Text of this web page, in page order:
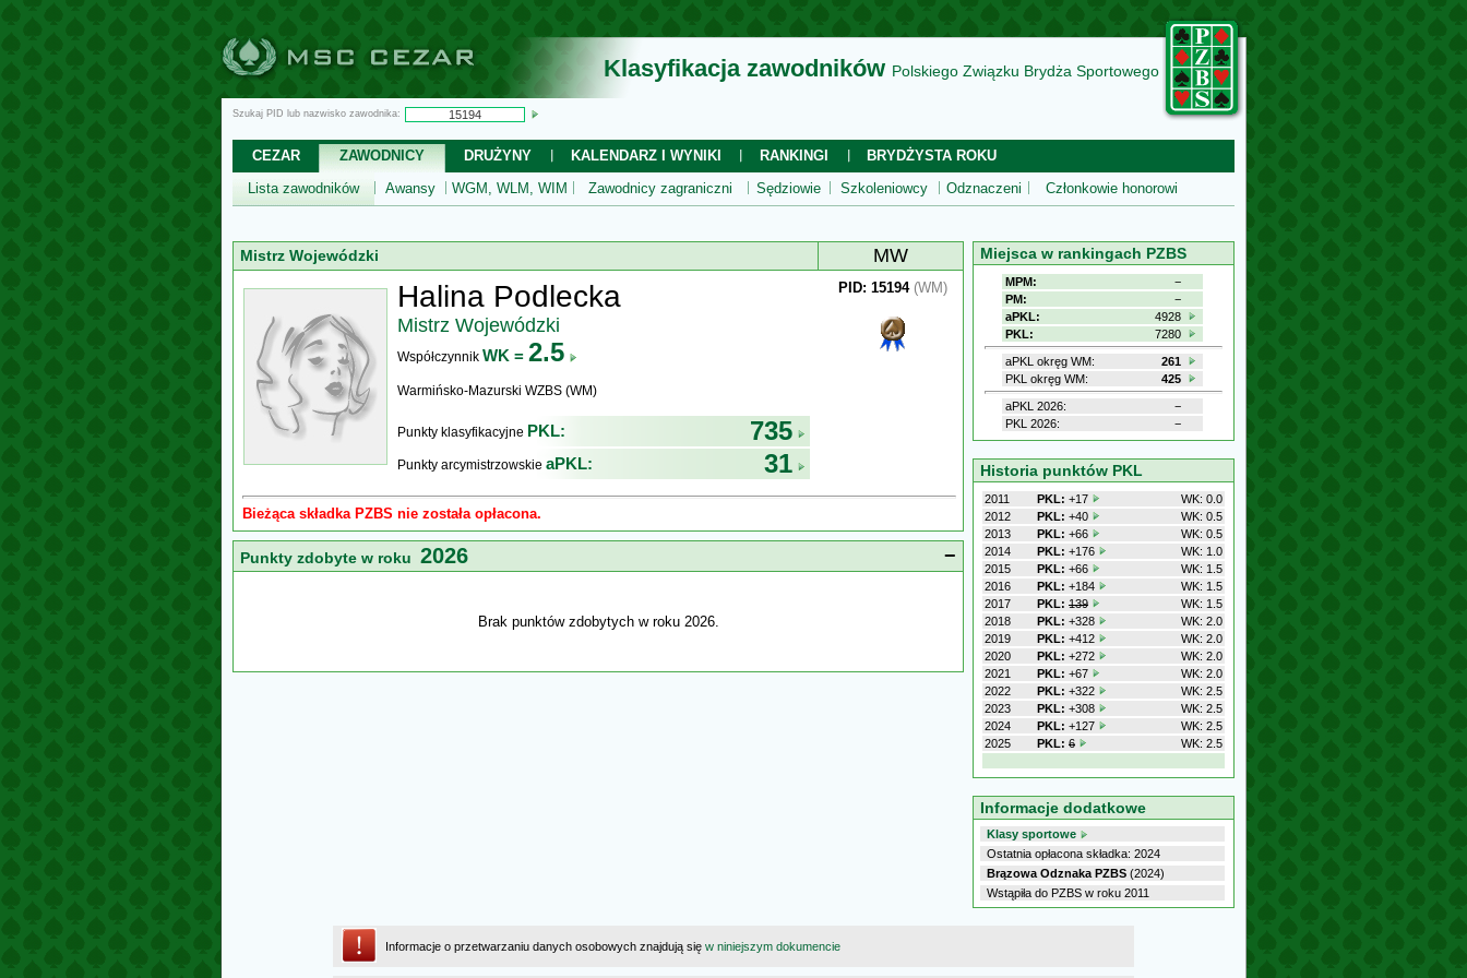
Klasyfikacja zawodników Polskiego Związku Brydża Sportowego
Szukaj PID lub nazwisko zawodnika:
CEZAR ZAWODNICY DRUŻYNY KALENDARZ I WYNIKI RANKINGI
BRYDŻYSTA ROKU
Lista zawodników
Awansy WGM, WLM, WIM Zawodnicy zagraniczni Sędziowie Szkoleniowcy Odznaczeni Członkowie honorowi
Mistrz Wojewódzki MW
Halina Podlecka
Mistrz Wojewódzki
Współczynnik WK = 2.5
Warmińsko-Mazurski WZBS (WM)
Punkty klasyfikacyjne PKL: 735
Punkty arcymistrzowskie aPKL: 31
PID: 15194 (WM)
Bieżąca składka PZBS nie została opłacona.
Punkty zdobyte w roku 2026 −
Brak punktów zdobytych w roku 2026.
Miejsca w rankingach PZBS
MPM:
−
PM:
−
aPKL:
4928
PKL:
7280
aPKL okręg WM:
261
PKL okręg WM:
425
aPKL 2026:
−
PKL 2026:
−
Historia punktów PKL
2011 PKL: +17
WK: 0.0
2012
PKL: +40
WK: 0.5
2013
PKL: +66
WK: 0.5
2014
PKL: +176
WK: 1.0
2015
PKL: +66
WK: 1.5
2016
PKL: +184
WK: 1.5
2017
PKL: 139
WK: 1.5
2018
PKL: +328
WK: 2.0
2019
PKL: +412
WK: 2.0
2020
PKL: +272
WK: 2.0
2021
PKL: +67
WK: 2.0
2022
PKL: +322
WK: 2.5
2023
PKL: +308
WK: 2.5
2024
PKL: +127
WK: 2.5
2025
PKL: 6 WK: 2.5
Informacje dodatkowe
Klasy sportowe
Ostatnia opłacona składka: 2024
Brązowa Odznaka PZBS (2024)
Wstąpiła do PZBS w roku 2011
Informacje o przetwarzaniu danych osobowych znajdują się w niniejszym dokumencie